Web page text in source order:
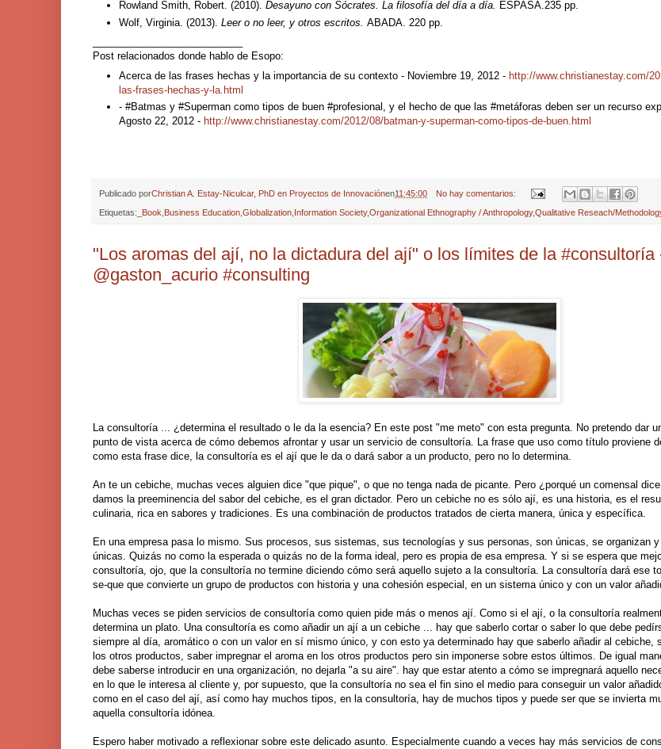
Rowland Smith, Robert. (2010). Desayuno con Sócrates. La filosofía del día a día. ESPASA.235 pp.
Wolf, Virginia. (2013). Leer o no leer, y otros escritos. ABADA. 220 pp.
Post relacionados donde hablo de Esopo:
Acerca de las frases hechas y la importancia de su contexto - Noviembre 19, 2012 - http://www.christianestay.com/
las-frases-hechas-y-la.html
- #Batmas y #Superman como tipos de buen #profesional, y el hecho de que las #metáforas deben ser un recurso
Agosto 22, 2012 - http://www.christianestay.com/2012/08/batman-y-superman-como-tipos-de-buen.html
Publicado porChristian A. Estay-Niculcar, PhD en Proyectos de Innovaciónen11:45:00 No hay comentarios:
Etiquetas: _Book Business Education Globalization Information Society,Organizational Ethnography / Anthropology,Qualitative Reseach/
"Los aromas del ají, no la dictadura del ají" o los límites de la #consultoría
@gaston_acurio #consulting
La consultoría ... ¿determina el resultado o le da la esencia? En este post "me meto" con esta pregunta. No pretendo dar
punto de vista acerca de cómo debemos afrontar y usar un servicio de consultoría. La frase que uso como título proviene
como esta frase dice, la consultoría es el ají que le da o dará sabor a un producto, pero no lo determina.
An te un cebiche, muchas veces alguien dice "que pique", o que no tenga nada de picante. Pero ¿porqué un comensal
damos la preeminencia del sabor del cebiche, es el gran dictador. Pero un cebiche no es sólo ají, es una historia, es el
culinaria, rica en sabores y tradiciones. Es una combinación de productos tratados de cierta manera, única y específica.
En una empresa pasa lo mismo. Sus procesos, sus sistemas, sus tecnologías y sus personas, son únicas, se organizan y
únicas. Quizás no como la esperada o quizás no de la forma ideal, pero es propia de esa empresa. Y si se espera que
consultoría, ojo, que la consultoría no termine diciendo cómo será aquello sujeto a la consultoría. La consultoría dará ese
se-que que convierte un grupo de productos con historia y una cohesión especial, en un sistema único y con un valor
Muchas veces se piden servicios de consultoría como quien pide más o menos ají. Como si el ají, o la consultoría
determina un plato. Una consultoría es como añadir un ají a un cebiche ... hay que saberlo cortar o saber lo que debe
siempre al día, aromático o con un valor en sí mismo único, y con esto ya determinado hay que saberlo añadir al cebiche,
los otros productos, saber impregnar el aroma en los otros productos pero sin imponerse sobre estos últimos. De igual
debe saberse introducir en una organización, no dejarla "a su aire". hay que estar atento a cómo se impregnará aquello
en lo que le interesa al cliente y, por supuesto, que la consultoría no sea el fin sino el medio para conseguir un valor
como en el caso del ají, así como hay muchos tipos, en la consultoría, hay de muchos tipos y puede ser que se invierta
aquella consultoría idónea.
Espero haber motivado a reflexionar sobre este delicado asunto. Especialmente cuando a veces hay más servicios de